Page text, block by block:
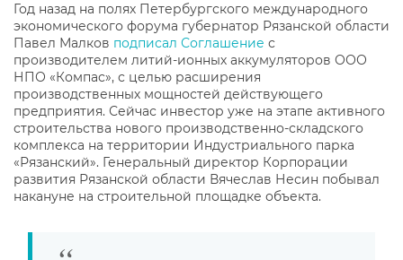
Год назад на полях Петербургского международного
экономического форума губернатор Рязанской области
Павел Малков подписал Соглашение с
производителем литий-ионных аккумуляторов ООО
НПО «Компас», с целью расширения
производственных мощностей действующего
предприятия. Сейчас инвестор уже на этапе активного
строительства нового производственно-складского
комплекса на территории Индустриального парка
«Рязанский». Генеральный директор Корпорации
развития Рязанской области Вячеслав Несин побывал
накануне на строительной площадке объекта.